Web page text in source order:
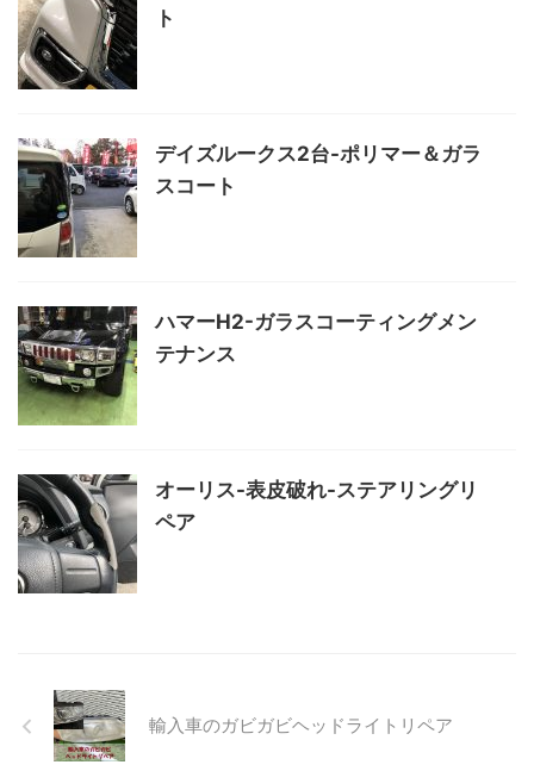
ト
デイズルークス2台-ポリマー＆ガラ
スコート
ハマーH2-ガラスコーティングメン
テナンス
オーリス-表皮破れ-ステアリングリ
ペア
輸入車のガビガビヘッドライトリペア